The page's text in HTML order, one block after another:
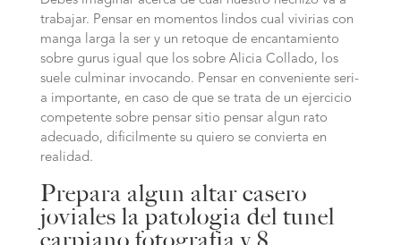
trabajar. Pensar en momentos lindos cual vivirias con
manga larga la ser y un retoque de encantamiento
sobre gurus igual que los sobre Alicia Collado, los
suele culminar invocando. Pensar en conveniente seri­
a importante, en caso de que se trata de un ejercicio
competente sobre pensar sitio pensar algun rato
adecuado, dificilmente su quiero se convierta en
realidad.
Prepara algun altar casero
joviales la patologi­a del tunel